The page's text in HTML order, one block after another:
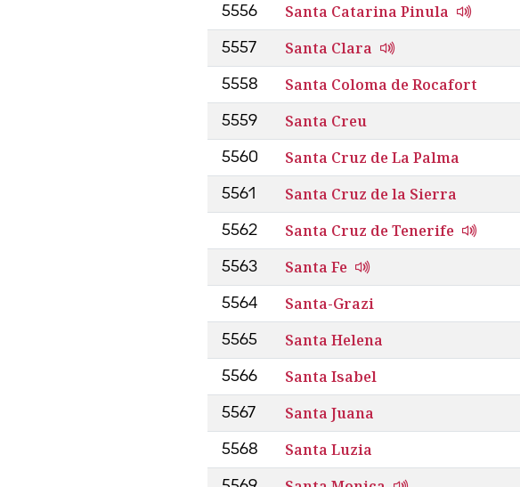
5556 Santa Catarina Pinula
5557 Santa Clara
5558 Santa Coloma de Rocafort
5559 Santa Creu
5560 Santa Cruz de La Palma
5561 Santa Cruz de la Sierra
5562 Santa Cruz de Tenerife
5563 Santa Fe
5564 Santa-Grazi
5565 Santa Helena
5566 Santa Isabel
5567 Santa Juana
5568 Santa Luzia